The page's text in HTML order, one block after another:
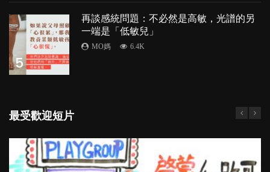
5
再談感統問題：不必然是高敏，光譜的另
一端是「低敏兒」
MO媽 6.4K
最受歡迎短片